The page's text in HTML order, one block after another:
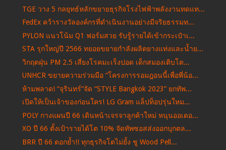
TGE วาง 5 กลยุทธ์หลักขยายธุรกิจโรงไฟฟ้าพลังงานทดแท...
FedEx คว้ารางวัลองค์กรที่ดำเนินงานอย่างมีจริยธรรมท...
PYLON แนวโน้ม Q1 ฟอร์มสวย รับรู้รายได้เข้ากระเป๋าเ...
STA รุกใหญ่ปี 2566 ทยอยขยายกำลังผลิตยางแท่งและน้ำย...
วิกฤตฝุ่น PM 2.5 เสี่ยงโรคมะเร็งปอด เด็กสมองเติบโต...
UNHCR ขยายความร่วมมือ “โครงการรอมฎอนนี้เพื่อพี่น้อ...
ห้ามพลาด! “จุรินทร์”จัด “STYLE Bangkok 2023” ยกทัพ...
เปิดให้เป็นเจ้าของก่อนใคร! LG Gram แล็ปท็อปรุ่นใหม...
POLY กางแผนปี 66 เดินหน้าเจรจาลูกค้าใหม่ หนุนออเดอ...
XO ปี 66 ตั้งเป้ารายได้โต 10% จัดทัพซอสส่งออกบุกตล...
BRR ปี 66 ตอกย้ำ!! ทุกธุรกิจโตไม่ยั้ง ชู Wood Pell...